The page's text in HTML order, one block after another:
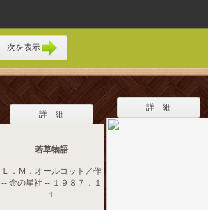
次を表示
詳 細
若草物語
Ｌ．Ｍ．オールコット／作
-- 金の星社 -- １９８７．１
１
詳 細